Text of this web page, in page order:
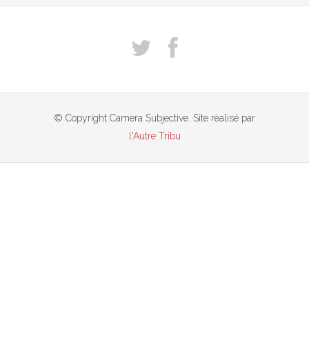
© Copyright Camera Subjective. Site réalisé par
l'Autre Tribu